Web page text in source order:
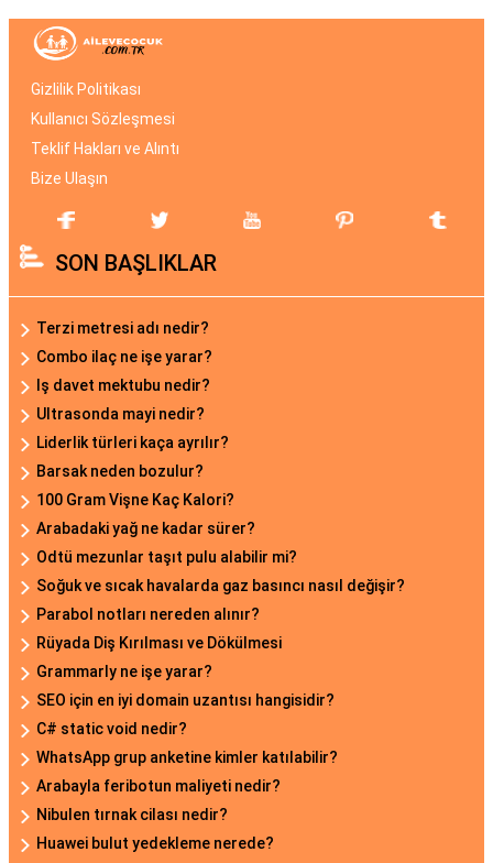
Gizlilik Politikası
Kullanıcı Sözleşmesi
Teklif Hakları ve Alıntı
Bize Ulaşın
SON BAŞLIKLAR
Terzi metresi adı nedir?
Combo ilaç ne işe yarar?
Iş davet mektubu nedir?
Ultrasonda mayi nedir?
Liderlik türleri kaça ayrılır?
Barsak neden bozulur?
100 Gram Vişne Kaç Kalori?
Arabadaki yağ ne kadar sürer?
Odtü mezunlar taşıt pulu alabilir mi?
Soğuk ve sıcak havalarda gaz basıncı nasıl değişir?
Parabol notları nereden alınır?
Rüyada Diş Kırılması ve Dökülmesi
Grammarly ne işe yarar?
SEO için en iyi domain uzantısı hangisidir?
C# static void nedir?
WhatsApp grup anketine kimler katılabilir?
Arabayla feribotun maliyeti nedir?
Nibulen tırnak cilası nedir?
Huawei bulut yedekleme nerede?